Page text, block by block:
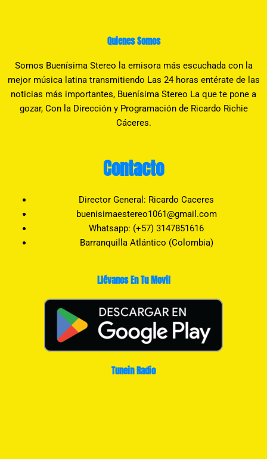
Quienes Somos
Somos Buenísima Stereo la emisora más escuchada con la
mejor música latina transmitiendo Las 24 horas entérate de las
noticias más importantes, Buenísima Stereo La que te pone a
gozar, Con la Dirección y Programación de Ricardo Richie
Cáceres.
Contacto
Director General: Ricardo Caceres
buenisimaestereo1061@gmail.com
Whatsapp: (+57) 3147851616
Barranquilla Atlántico (Colombia)
Llévanos En Tu Movil
Tunein Radio